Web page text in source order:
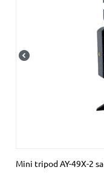
Mini tripod AY-49X-2